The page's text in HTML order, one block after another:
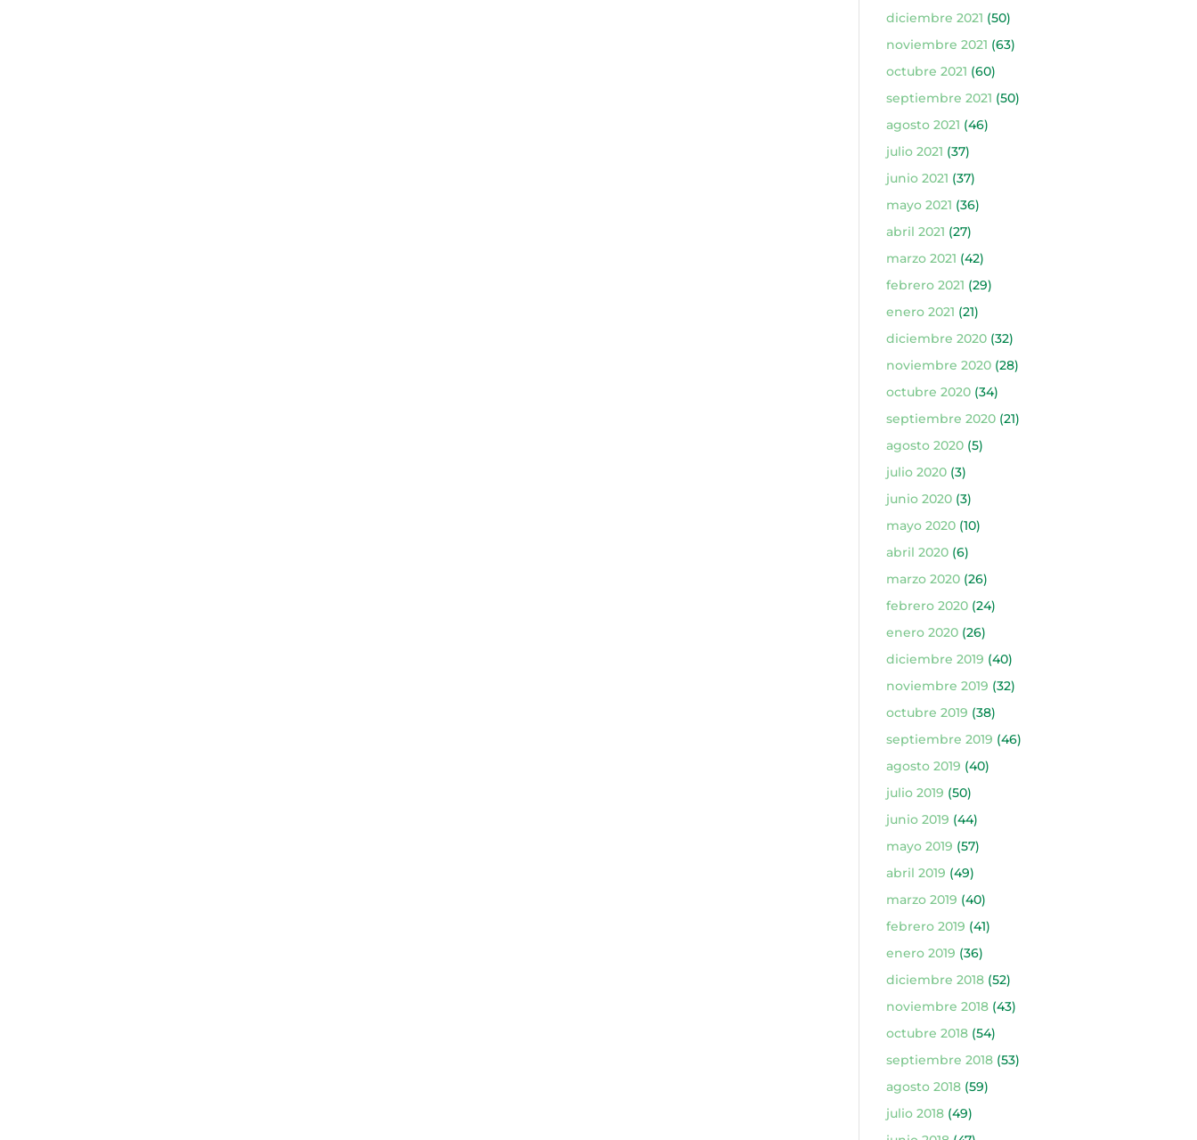
diciembre 2021 (50)
noviembre 2021 (63)
octubre 2021 (60)
septiembre 2021 (50)
agosto 2021 (46)
julio 2021 (37)
junio 2021 (37)
mayo 2021 (36)
abril 2021 (27)
marzo 2021 (42)
febrero 2021 (29)
enero 2021 (21)
diciembre 2020(32)
noviembre 2020(28)
octubre 2020(34)
septiembre 2020(21)
agosto 2020(5)
julio 2020(3)
junio 2020(3)
mayo 2020(10)
abril 2020(6)
marzo 2020(26)
febrero 2020(24)
enero 2020(26)
diciembre 2019 (40)
noviembre 2019 (32)
octubre 2019 (38)
septiembre 2019 (46)
agosto 2019 (40)
julio 2019 (50)
junio 2019 (44)
mayo 2019 (57)
abril 2019 (49)
marzo 2019 (40)
febrero 2019 (41)
enero 2019 (36)
diciembre 2018(52)
noviembre 2018(43)
octubre 2018(54)
septiembre 2018(53)
agosto 2018(59)
julio 2018(49)